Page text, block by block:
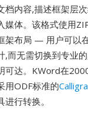
档内容,描述框架层
媒体。该格式使用
架布局 — 用户可以
,而无需切换到专业
可达。KWord在
用ODF标准的
行转换。